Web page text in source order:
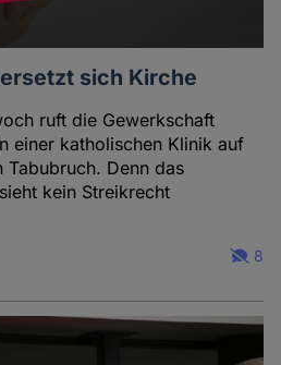
sich Kirche
ruft die Gewerkschaft
einer katholischen Klinik auf
Tabubruch. Denn das
kein Streikrecht
8